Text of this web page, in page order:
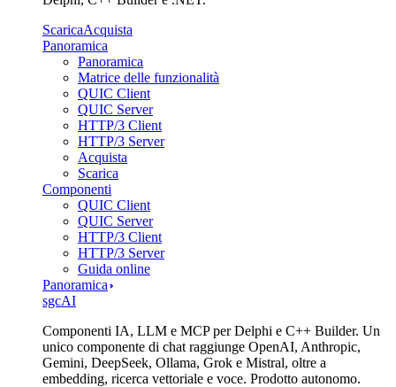
ScaricaAcquista
Panoramica
Panoramica
Matrice delle funzionalità
QUIC Client
QUIC Server
HTTP/3 Client
HTTP/3 Server
Acquista
Scarica
Componenti
QUIC Client
QUIC Server
HTTP/3 Client
HTTP/3 Server
Guida online
Panoramica
sgcAI
Componenti IA, LLM e MCP per Delphi e C++ Builder. Un
unico componente di chat raggiunge OpenAI, Anthropic,
Gemini, DeepSeek, Ollama, Grok e Mistral, oltre a
embedding, ricerca vettoriale e voce. Prodotto autonomo.